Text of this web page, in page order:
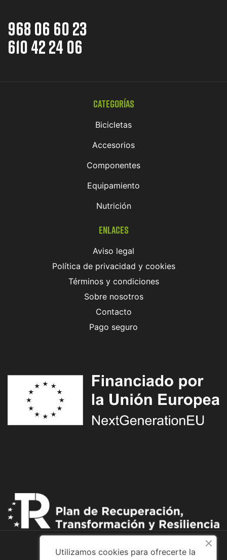
968 06 60 23
610 42 24 06
Categorías
Bicicletas
Accesorios
Componentes
Equipamiento
Nutrición
Enlaces
Aviso legal
Política de privacidad y cookies
Términos y condiciones
Sobre nosotros
Contacto
Pago seguro
Utilizamos cookies para ofrecerte la